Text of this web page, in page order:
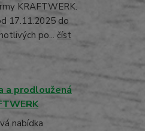
KRAFTWERK.
17.11.2025 do
po... číst
a prodloužená
nabídka